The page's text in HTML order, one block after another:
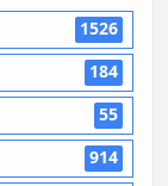
1526
184
55
914